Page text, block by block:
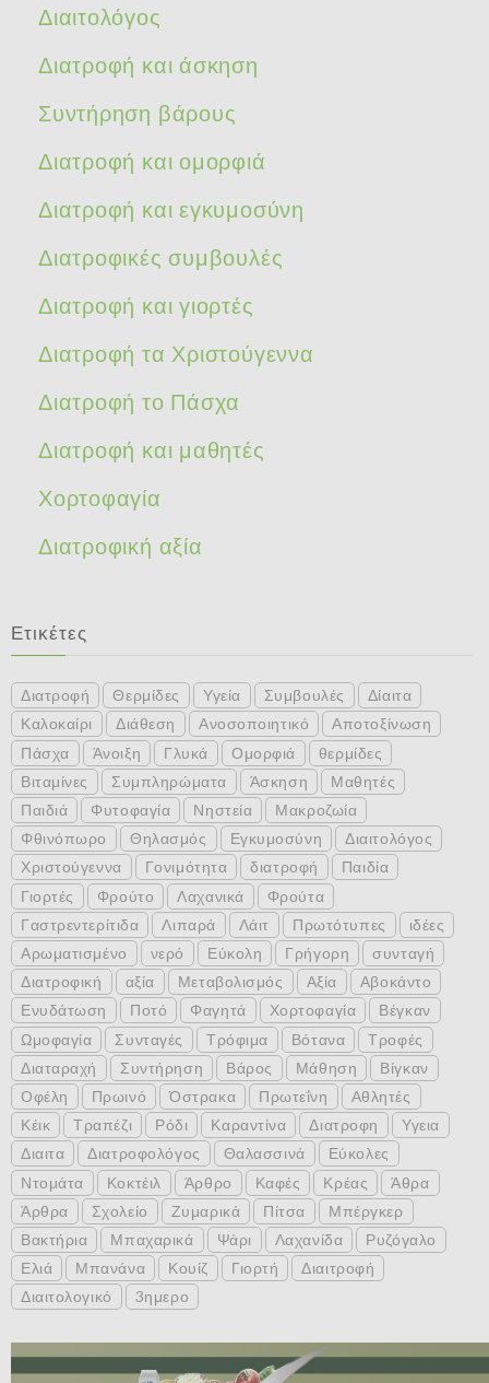
Διαιτολόγος
Διατροφή και άσκηση
Συντήρηση βάρους
Διατροφή και ομορφιά
Διατροφή και εγκυμοσύνη
Διατροφικές συμβουλές
Διατροφή και γιορτές
Διατροφή τα Χριστούγεννα
Διατροφή το Πάσχα
Διατροφή και μαθητές
Χορτοφαγία
Διατροφική αξία
Ετικέτες
Διατροφή Θερμίδες Υγεία Συμβουλές
Δίαιτα
Καλοκαίρι
Διάθεση Ανοσοποιητικό
Αποτοξίνωση
Πάσχα
Άνοιξη Γλυκά Ομορφιά
θερμίδες
Βιταμίνες
Συμπληρώματα Άσκηση
Μαθητές
Παιδιά
Φυτοφαγία Νηστεία
Μακροζωία
Φθινόπωρο
Θηλασμός Εγκυμοσύνη
Διαιτολόγος
Χριστούγεννα
Γονιμότητα διατροφή
Παιδία
Γιορτές
Φρούτο Λαχανικά
Φρούτα
Γαστρεντερίτιδα
Λιπαρά Λάιτ Πρωτότυπες
ιδέες
Αρωματισμένο
νερό Εύκολη Γρήγορη
συνταγή
Διατροφική
αξία Μεταβολισμός Αξία
Αβοκάντο
Ενυδάτωση
Ποτό Φαγητά Χορτοφαγία
Βέγκαν
Ωμοφαγία
Συνταγές Τρόφιμα Βότανα
Τροφές
Διαταραχή
Συντήρηση Βάρος Μάθηση
Βίγκαν
Οφέλη
Πρωινό Όστρακα Πρωτεΐνη
Αθλητές
Κέικ
Τραπέζι Ρόδι Καραντίνα Διατροφη
Υγεια
Διαιτα
Διατροφολόγος Θαλασσινά
Εύκολες
Ντομάτα
Κοκτέιλ Άρθρο Καφές Κρέας
Άθρα
Άρθρα
Σχολείο Ζυμαρικά Πίτσα
Μπέργκερ
Βακτήρια
Μπαχαρικά Ψάρι Λαχανίδα
Ρυζόγαλο
Ελιά
Μπανάνα Κουίζ Γιορτή
Διαιτροφή
Διαιτολογικό
3ημερο